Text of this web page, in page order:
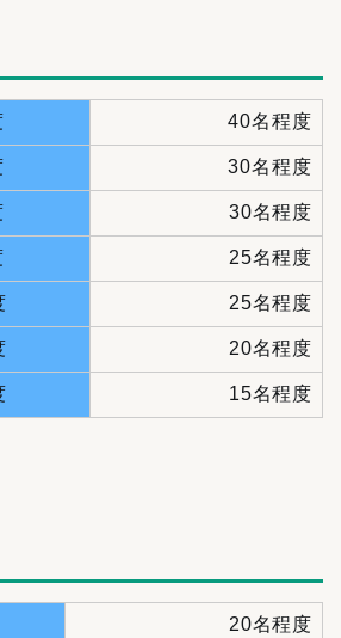
40名程度
30名程度
30名程度
25名程度
25名程度
20名程度
15名程度
20名程度